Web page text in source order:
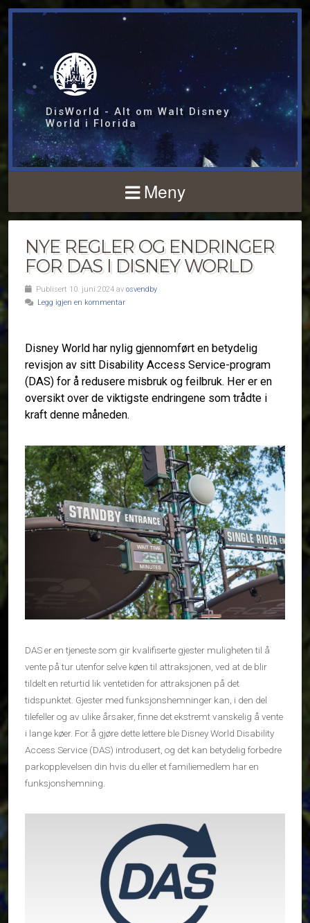
DisWorld - Alt om Walt Disney
World i Florida
Meny
NYE REGLER OG ENDRINGER
FOR DAS I DISNEY WORLD
Publisert 10. juni 2024 av osvendby
Legg igjen en kommentar
Disney World har nylig gjennomført en betydelig
revisjon av sitt Disability Access Service-program
(DAS) for å redusere misbruk og feilbruk. Her er en
oversikt over de viktigste endringene som trådte i
kraft denne måneden.
DAS er en tjeneste som gir kvalifiserte gjester muligheten til å
vente på tur utenfor selve køen til attraksjonen, ved at de blir
tildelt en returtid lik ventetiden for attraksjonen på det
tidspunktet. Gjester med funksjonshemninger kan, i den del
tilefeller og av ulike årsaker, finne det ekstremt vanskelig å vente
i lange køer. For å gjøre dette lettere ble Disney World Disability
Access Service (DAS) introdusert, og det kan betydelig forbedre
parkopplevelsen din hvis du eller et familiemedlem har en
funksjonshemning.